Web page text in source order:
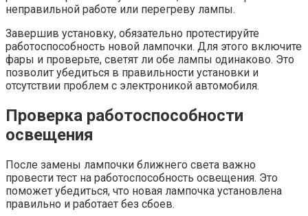
неправильной работе или перегреву лампы.
Завершив установку, обязательно протестируйте
работоспособность новой лампочки. Для этого включите
фары и проверьте, светят ли обе лампы одинаково. Это
позволит убедиться в правильности установки и
отсутствии проблем с электроникой автомобиля.
Проверка работоспособности
освещения
После замены лампочки ближнего света важно
провести тест на работоспособность освещения. Это
поможет убедиться, что новая лампочка установлена
правильно и работает без сбоев.